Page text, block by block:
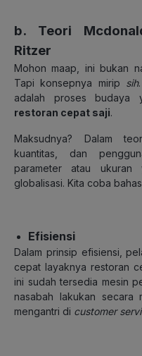
b. Teori
Ritzer
Mohon maap, ini bukan
Tapi konsepnya mirip sih
adalah proses budaya
restoran cepat saji.
Maksudnya? Dalam
kuantitas, dan
parameter atau ukuran
globalisasi. Kita coba
Efisiensi
Dalam prinsip efisiensi,
cepat layaknya restoran
ini sudah tersedia mesin
nasabah lakukan secara
mengantri di customer